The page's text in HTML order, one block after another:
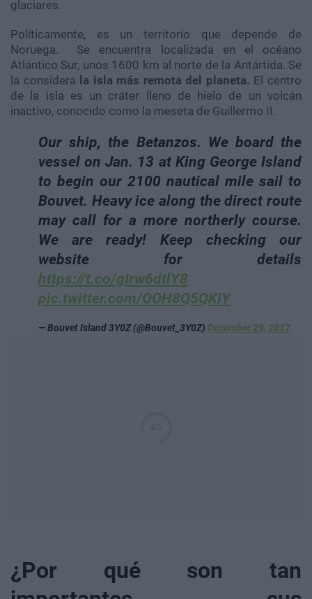
glaciares.
Políticamente, es un territorio que depende de
Noruega. ​ Se encuentra localizada en el océano
Atlántico Sur, unos 1600 km al norte de la Antártida. Se
la considera la isla más remota del planeta. El centro
de la isla es un cráter lleno de hielo de un volcán
inactivo, conocido como la meseta de Guillermo II.
Our ship, the Betanzos. We board the
vessel on Jan. 13 at King George Island
to begin our 2100 nautical mile sail to
Bouvet. Heavy ice along the direct route
may call for a more northerly course.
We are ready! Keep checking our
website for details
https://t.co/gIrw6dtlY8
pic.twitter.com/OOH8Q5QKIY
— Bouvet Island 3Y0Z (@Bouvet_3Y0Z) December 29, 2017
¿Por qué son tan